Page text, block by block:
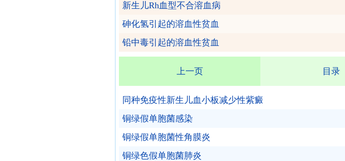
新生儿Rh血型不合溶血病
砷化氢引起的溶血性贫血
铅中毒引起的溶血性贫血
上一页 目录
同种免疫性新生儿血小板减少性紫癜
铜绿假单胞菌感染
铜绿假单胞菌性角膜炎
铜绿色假单胞菌肺炎